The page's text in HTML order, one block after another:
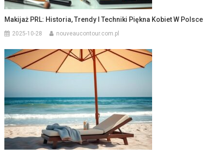
Makijaż PRL: Historia, Trendy I Techniki Piękna Kobiet W Polsce
2025-10-28 nouveaucontour.com.pl